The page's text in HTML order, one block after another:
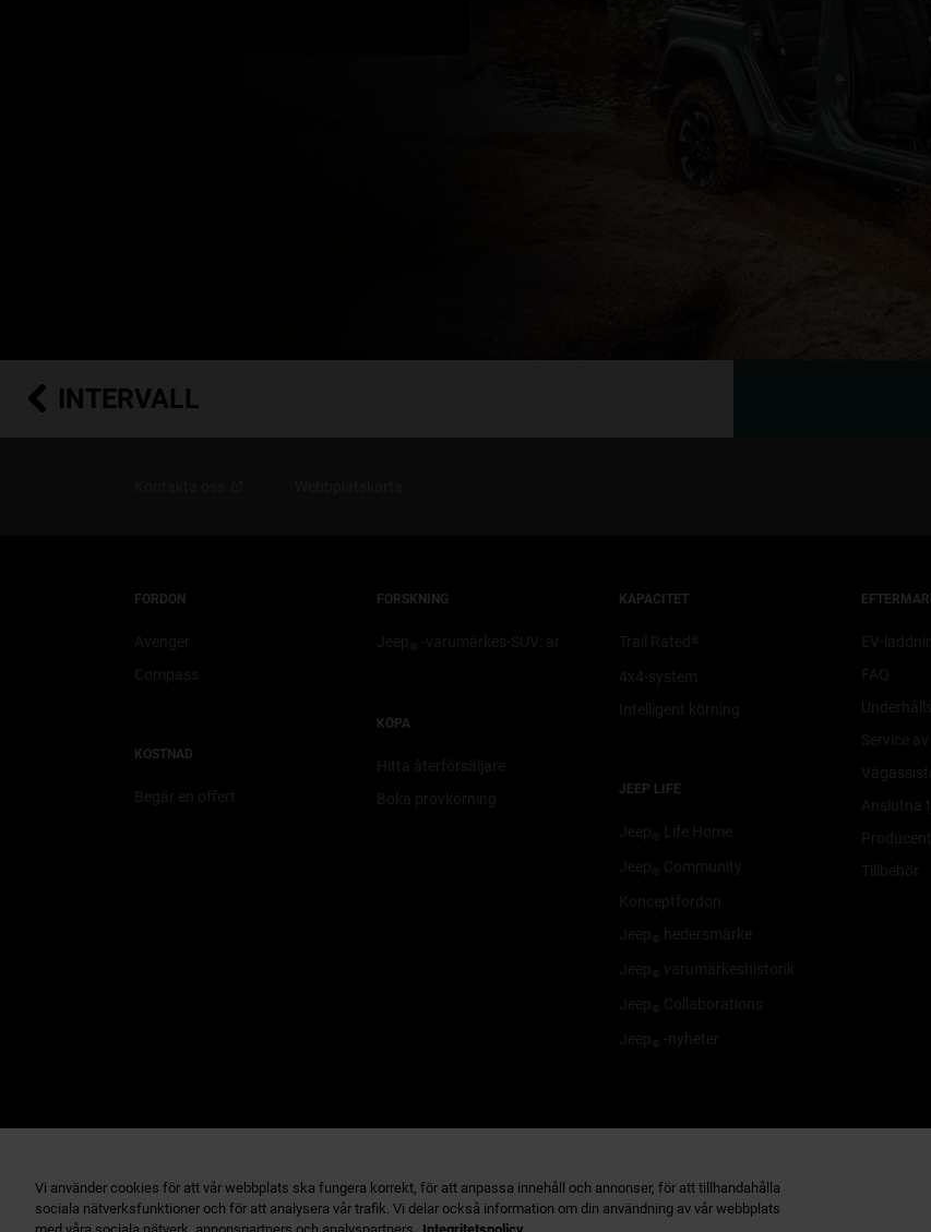
INTERVALL
FORDON
Avenger
Compass
KOSTNAD
Begär en offert
FORSKNING
Jeep ® -varumärkes-SUV: ar
KÖPA
Hitta återförsäljare
Boka provkörning
KAPACITET
Trail Rated ®
4x4-system
Intelligent körning
JEEP LIFE
Jeep ®
Life Home
Jeep ®
Community
Konceptfordon
Jeep ®
hedersmärke
Jeep ®
varumärkeshistorik
Jeep ®
Collaborations
Jeep ® -nyheter
EV-
FAQ
Service
Anslutna
Tillbehör
© Stellantis 2024
Vi använder cookies för att vår webbplats ska fungera korrekt, för att anpassa innehåll och annonser, för att tillhandahålla
sociala nätverksfunktioner och för att analysera vår trafik. Vi delar också information om din användning av vår webbplats